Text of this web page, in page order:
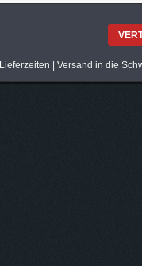
Lieferzeiten Versand in die